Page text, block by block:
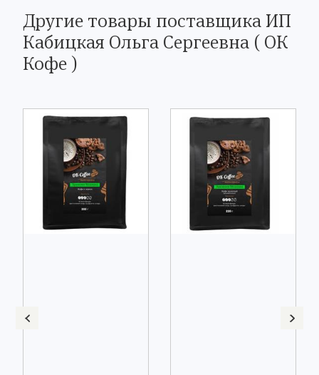
Другие товары поставщика ИП
Кабицкая Ольга Сергеевна ( ОК
Кофе )